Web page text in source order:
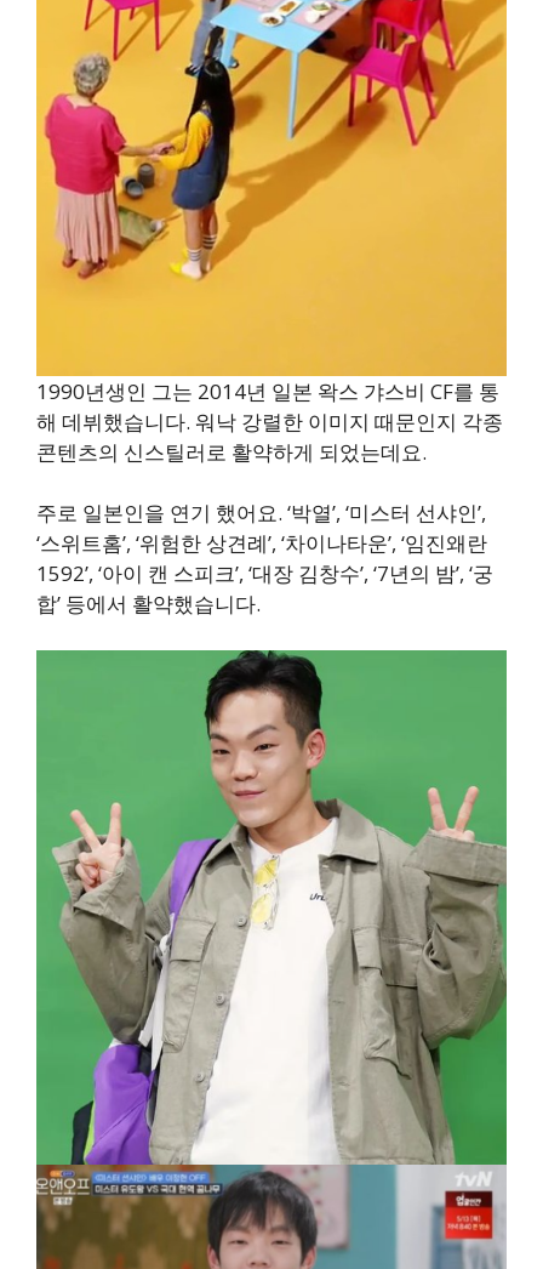
1990년생인 그는 2014년 일본 왁스 갸스비 CF를 통
해 데뷔했습니다. 워낙 강렬한 이미지 때문인지 각종
콘텐츠의 신스틸러로 활약하게 되었는데요.
주로 일본인을 연기 했어요. ‘박열’, ‘미스터 선샤인’,
‘스위트홈’, ‘위험한 상견례’, ‘차이나타운’, ‘임진왜란
1592’, ‘아이 캔 스피크’, ‘대장 김창수’, ‘7년의 밤’, ‘궁
합’ 등에서 활약했습니다.